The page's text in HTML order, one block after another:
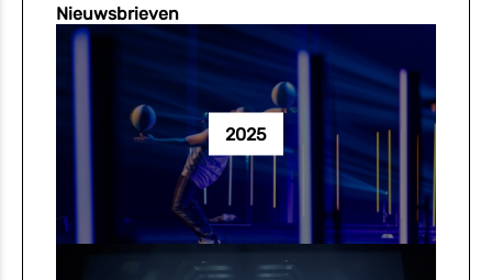
Nieuwsbrieven
2025